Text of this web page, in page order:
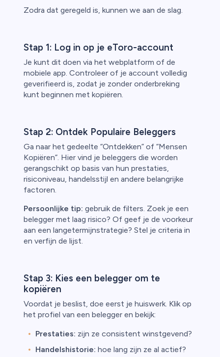
Zodra dat geregeld is, kunnen we aan de slag.
Stap 1: Log in op je eToro-account
Je kunt dit doen via het webplatform of de
mobiele app. Controleer of je account volledig
geverifieerd is, zodat je zonder onderbreking
kunt beginnen met kopiëren.
Stap 2: Ontdek Populaire Beleggers
Ga naar het gedeelte “Ontdekken” of “Mensen
Kopiëren”. Hier vind je beleggers die worden
gerangschikt op basis van hun prestaties,
risiconiveau, handelsstijl en andere belangrijke
factoren.
Persoonlijke tip: gebruik de filters. Zoek je een
belegger met laag risico? Of geef je de voorkeur
aan een langetermijnstrategie? Stel je criteria in
en verfijn de lijst.
Stap 3: Kies een belegger om te
kopiëren
Voordat je beslist, doe eerst je huiswerk. Klik op
het profiel van een belegger en bekijk:
Prestaties: zijn ze consistent winstgevend?
Handelshistorie: hoe lang zijn ze al actief?